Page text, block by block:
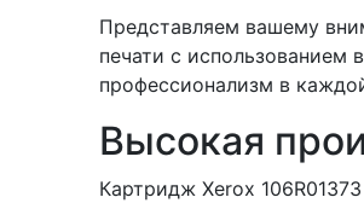
Представляем вашему
печати с использованием
профессионализм в
Высокая
Картридж Xerox